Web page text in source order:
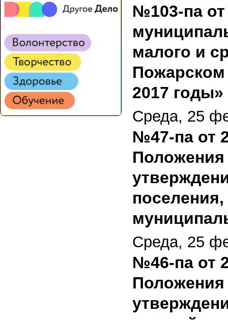
№103-па от
малого и
Пожарском
2017
Среда, 25
№47-па от
Положения
Среда, 25
№46-па от
Положения